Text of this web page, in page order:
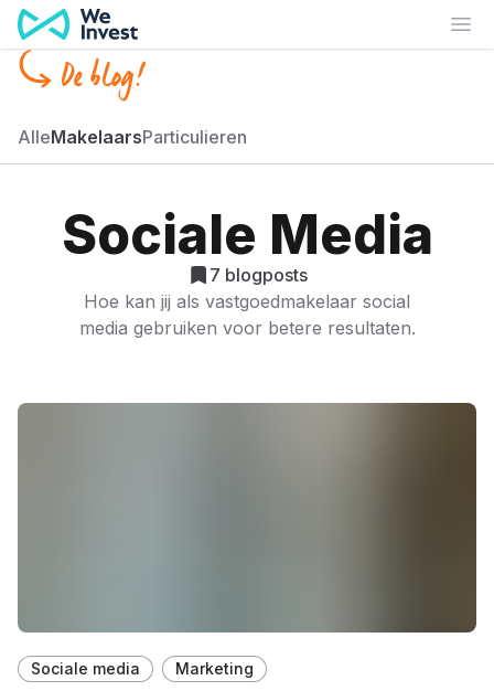
Ga naar de inhoud
De blog!
AlleMakelaarsParticulieren
Sociale Media
7 blogposts
Hoe kan jij als vastgoedmakelaar social
media gebruiken voor betere resultaten.
Sociale media Marketing